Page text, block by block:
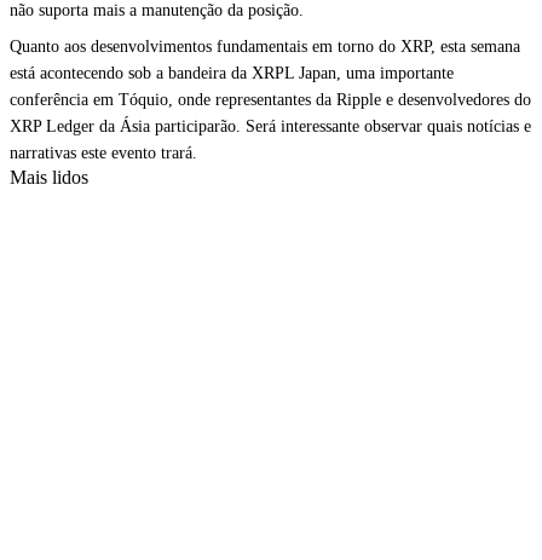
não suporta mais a manutenção da posição.
Quanto aos desenvolvimentos fundamentais em torno do XRP, esta semana
está acontecendo sob a bandeira da XRPL Japan, uma importante
conferência em Tóquio, onde representantes da Ripple e desenvolvedores do
XRP Ledger da Ásia participarão. Será interessante observar quais notícias e
narrativas este evento trará.
Mais lidos